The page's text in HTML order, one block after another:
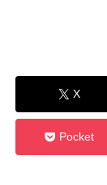
X
Pocket